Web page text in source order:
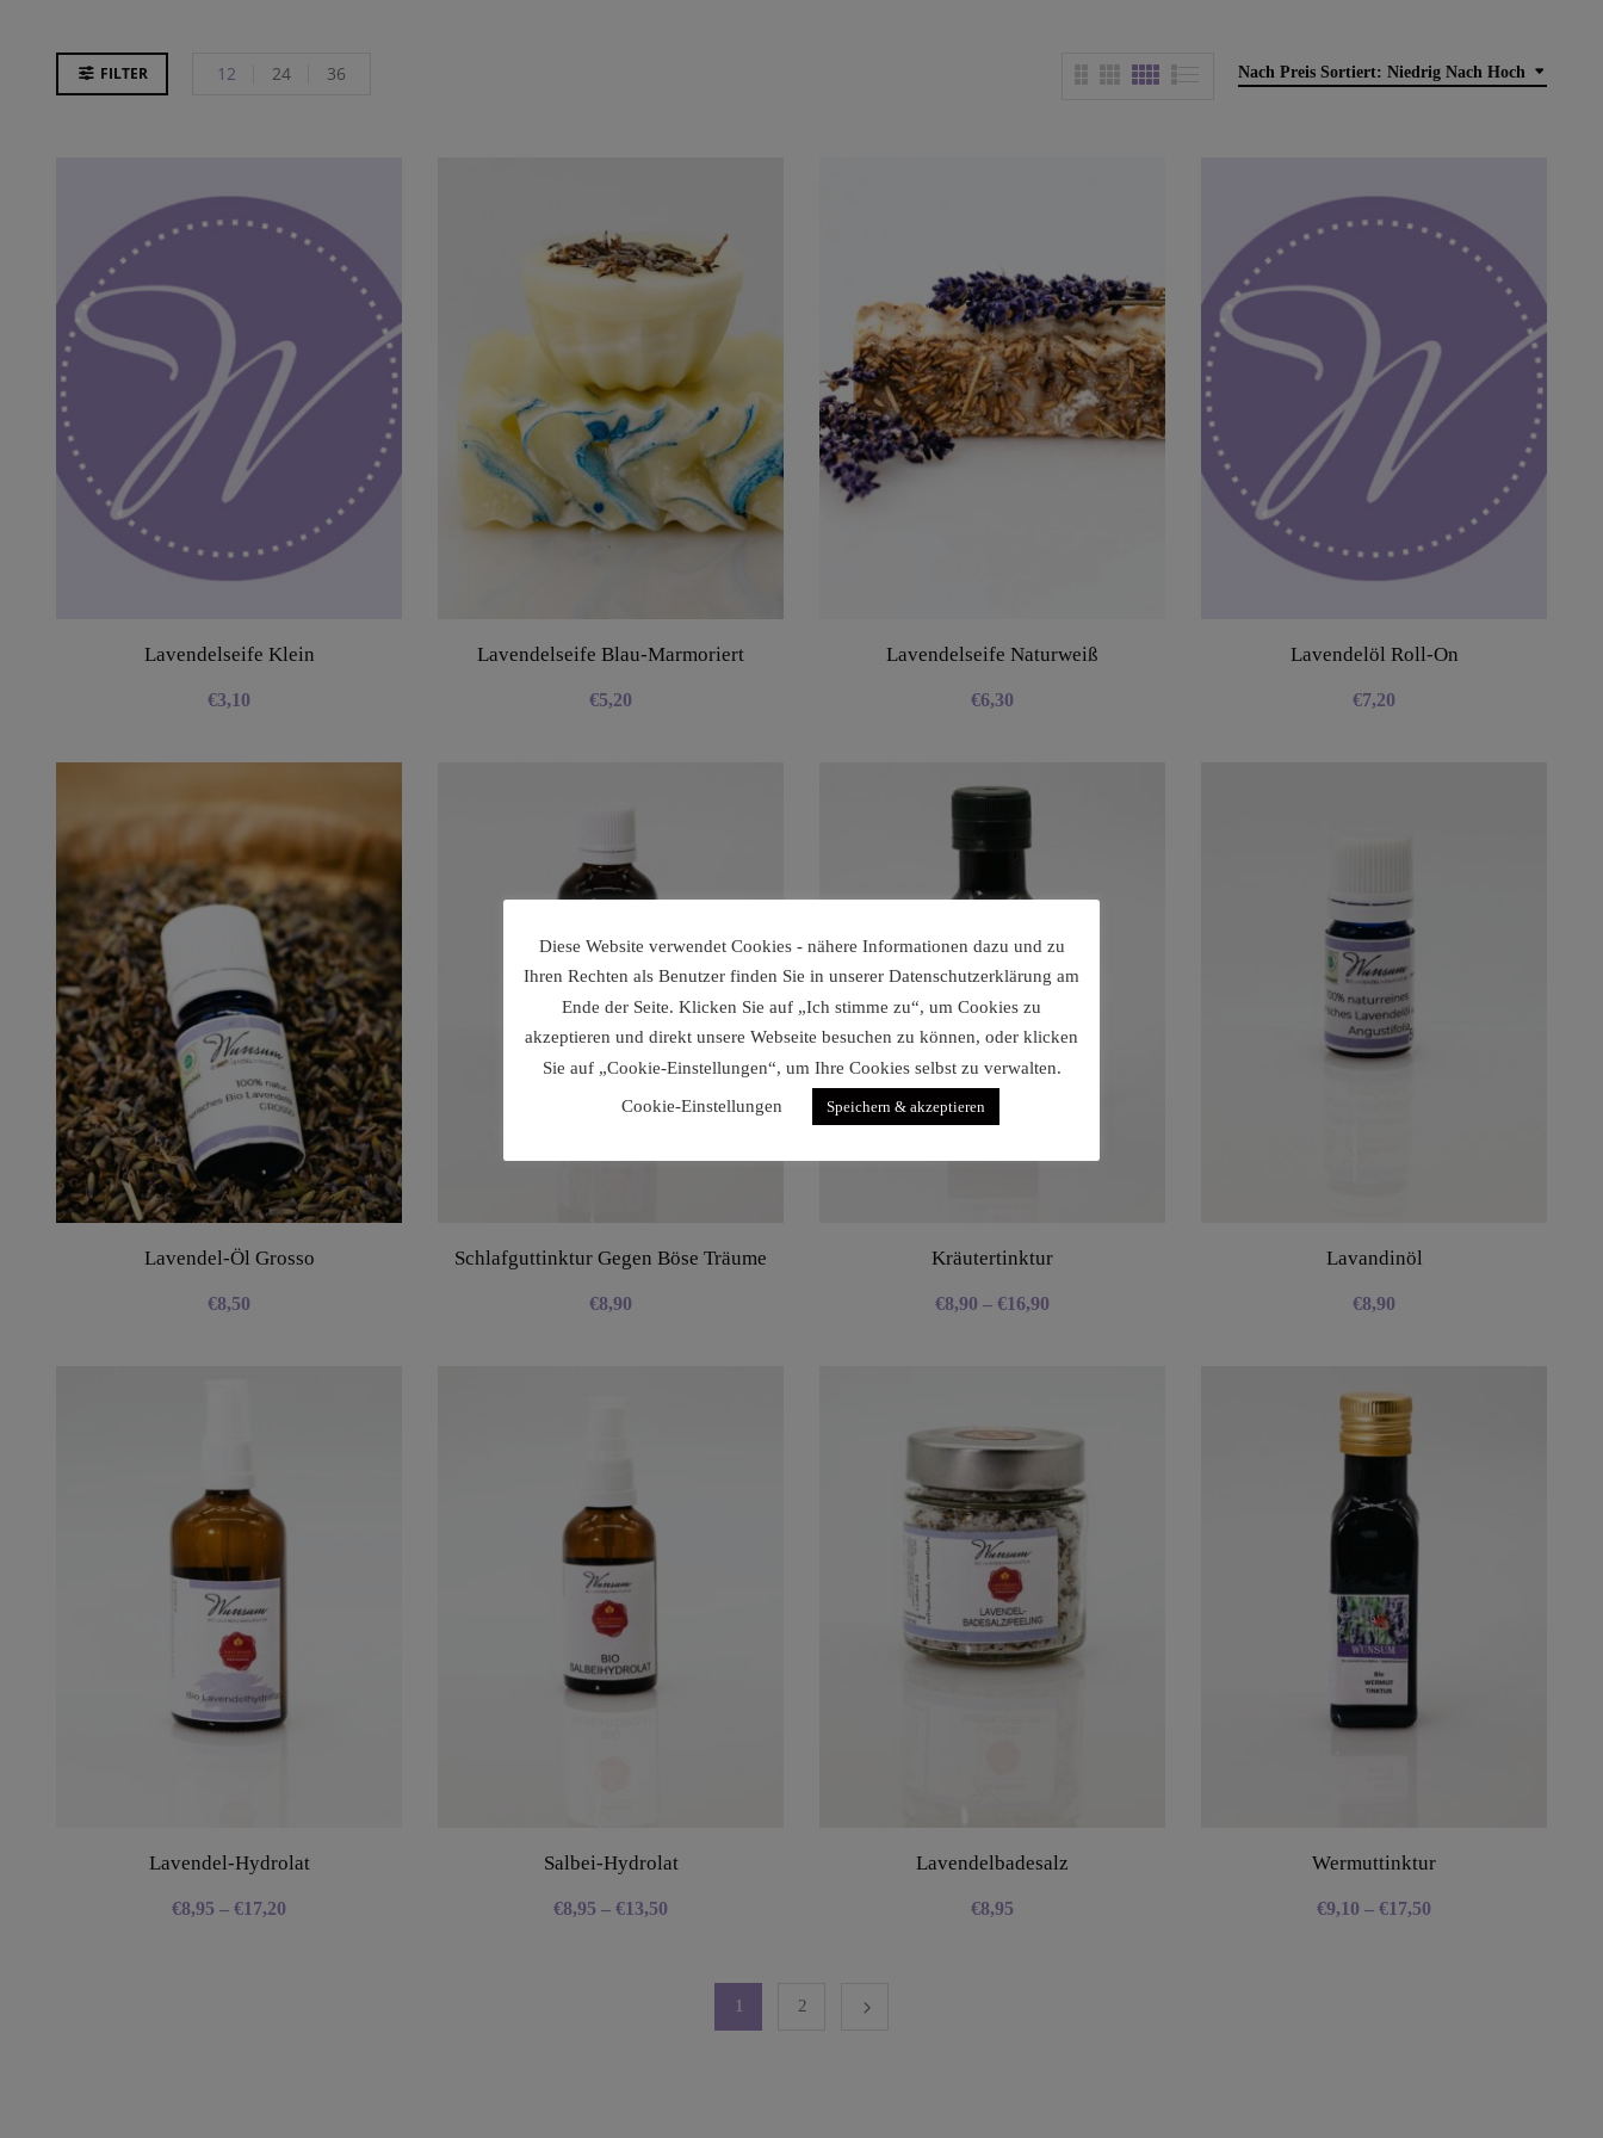
FILTER Nach Preis Sortiert: Niedrig Nach Hoch
12 24 36
Lavendelseife Klein
€3,10
Lavendelseife Blau-Marmoriert
€5,20
Lavendelseife Naturweiß
€6,30
Lavendelöl Roll-On
€7,20
Lavendel-Öl Grosso
€8,50
Schlafguttinktur Gegen Böse Träume
€8,90
Kräutertinktur
€8,90 – €16,90
Lavandinöl
€8,90
Lavendel-Hydrolat
€8,95 – €17,20
Salbei-Hydrolat
€8,95 – €13,50
Lavendelbadesalz
€8,95
Wermuttinktur
€9,10 – €17,50
1 2
Diese Website verwendet Cookies - nähere Informationen dazu und zu
Ihren Rechten als Benutzer finden Sie in unserer Datenschutzerklärung am
Ende der Seite. Klicken Sie auf „Ich stimme zu“, um Cookies zu
akzeptieren und direkt unsere Webseite besuchen zu können, oder klicken
Sie auf „Cookie-Einstellungen“, um Ihre Cookies selbst zu verwalten.
Cookie-Einstellungen
Speichern & akzeptieren